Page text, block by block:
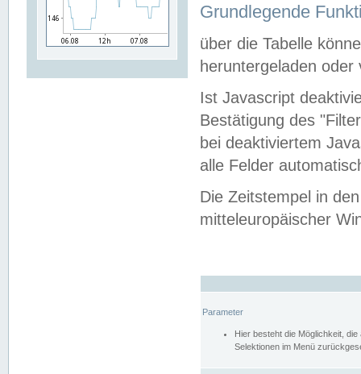
Grundlegende
über die Tabelle
heruntergeladen oder
Ist Javascript
Bestätigung des
bei deaktiviertem
alle Felder
Die Zeitstempel in
mitteleuropäischer
Parameter
Hier besteht die Möglichkeit,
Selektionen im Menü